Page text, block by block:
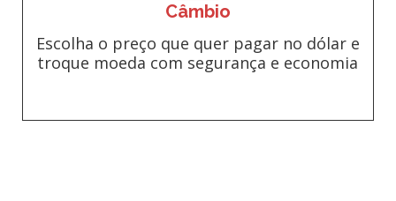
Câmbio
Escolha o preço que quer pagar no dólar e
troque moeda com segurança e economia